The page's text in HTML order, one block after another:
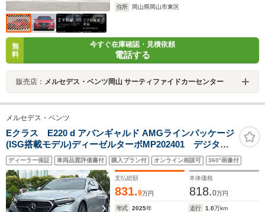
住所
岡山県岡山市東区
無
料
今すぐ在庫確認・見積依頼
電話する
販売店： メルセデス・ベンツ岡山 サーティファイドカーセンター
メルセデス・ベンツ
Eクラス E220 d アバンギャルド AMGラインパッケージ
(ISG搭載モデル)ディーゼルターボMP202401 デジタル
インテリアパッケージ レザーエクスクルーシブパッケー
ジ アドバンスドパッケージ パノラミックルーフパッケー
ジ AMGラインパッケージ ハイテックシルバー
ディーラー保証 車両品質評価書付 購入プラン付 オンライン相談可 360°画像付
支払総額
831.9万円
本体価格
818.0万円
年式 2025年 走行 1.0万km